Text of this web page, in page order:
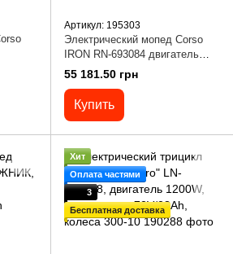
Артикул: 195303
Электрический мопед Corso
IRON RN-693084 двигатель
2000W, аккумулятор литий-
железо-фосфатный 72V/30Ah
55 181.50 грн
Купить
Хит
Оплата частями
3
Бесплатная доставка